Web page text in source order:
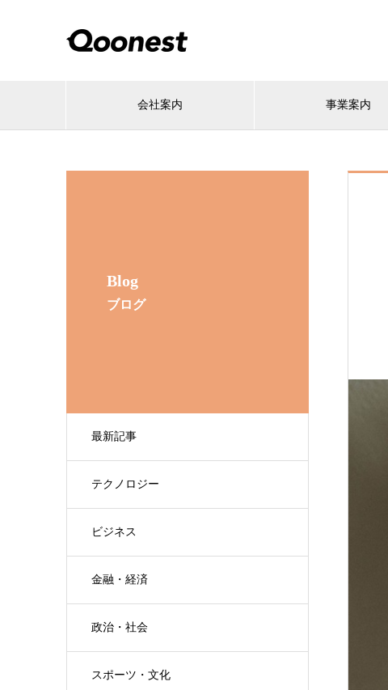
会社案内 事業案内
Blog
ブログ
最新記事
テクノロジー
ビジネス
金融・経済
政治・社会
スポーツ・文化